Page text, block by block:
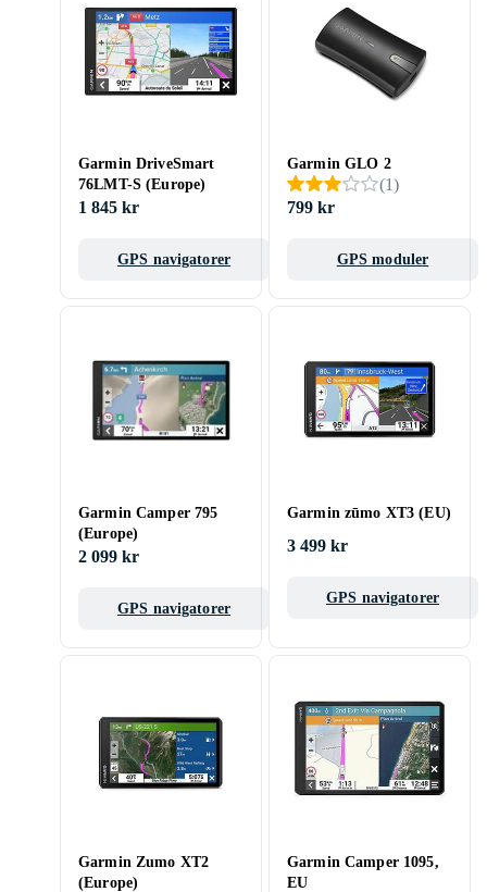
Garmin DriveSmart
76LMT-S (Europe)
1 845 kr
GPS navigatorer
Garmin GLO 2
(1)
799 kr
GPS moduler
Garmin Camper 795
(Europe)
2 099 kr
GPS navigatorer
Garmin zūmo XT3 (EU)
3 499 kr
GPS navigatorer
Garmin Zumo XT2
(Europe)
Garmin Camper 1095,
EU